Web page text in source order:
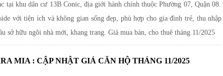
tại khu dân cư 13B Conic, địa giới hành chính thuộc Phường 07, Quận 08.
với tiện ích và không gian sống đẹp, phù hợp cho gia đình trẻ, thu
sở hữu ngôi nhà mới, khang trang. Giá mua bán, cho thuê tháng 11/2025
MIA : CẬP NHẬT GIÁ CĂN HỘ THÁNG 11/2025